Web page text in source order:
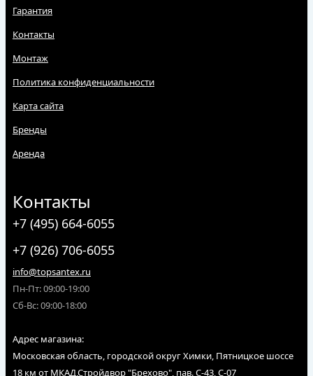
Гарантия
Контакты
Монтаж
Политика конфиденциальности
Карта сайта
Бренды
Аренда
Контакты
+7 (495) 664-6055
+7 (926) 706-6055
info@topsantex.ru
Пн-Пт: 09:00-19:00
Сб-Вс: 09:00-18:00
Адрес магазина:
Московская область, городской округ Химки, Пятницкое шоссе
18 км от МКАД,Стройдвор "Брехово", пав. С-43, С-07